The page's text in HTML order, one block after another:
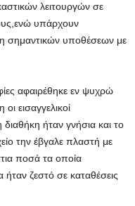
λειτουργών σε
υπάρχουν
σημαντικών υποθέσεων με
αφαιρέθηκε εν ψυχρώ
εισαγγελικοί
ήταν γνήσια και το
την έβγαλε πλαστή με
ποσά τα οποία
ζεστό σε καταθέσεις